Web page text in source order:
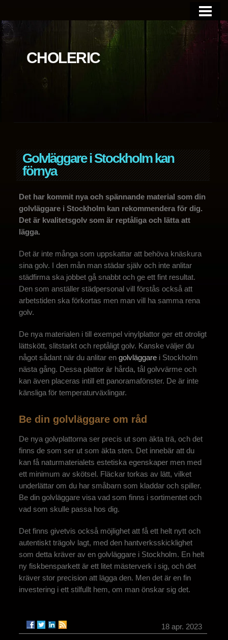
OM SIDAN
CHOLERIC
Golvläggare i Stockholm kan
förnya
Det har kommit nya och spännande material som din
golvläggare i Stockholm kan rekommendera för dig.
Det är kvalitetsgolv som är reptåliga och lätta att
lägga.
Det är inte många som uppskattar att behöva knäskura
sina golv. I den mån man städar själv och inte anlitar
städfirma ska jobbet gå snabbt och ge ett fint resultat.
Den som anställer städpersonal vill förstås också att
arbetstiden ska förkortas men man vill ha samma rena
golv.
De nya materialen i till exempel vinylplattor ger ett otroligt
lättskött, slitstarkt och reptåligt golv. Kanske väljer du
något sådant när du anlitar en golvläggarei Stockholm
nästa gång. Dessa plattor är hårda, tål golvvärme och
kan även placeras intill ett panoramafönster. De är inte
känsliga för temperaturväxlingar.
Be din golvläggare om råd
De nya golvplattorna ser precis ut som äkta trä, och det
finns de som ser ut som äkta sten. Det innebär att du
kan få naturmaterialets estetiska egenskaper men med
ett minimum av skötsel. Fläckar torkas av lätt, vilket
underlättar om du har småbarn som kladdar och spiller.
Be din golvläggare visa vad som finns i sortimentet och
vad som skulle passa hos dig.
Det finns givetvis också möjlighet att få ett helt nytt och
autentiskt trägolv lagt, med den hantverksskicklighet
som detta kräver av en golvläggare i Stockholm. En helt
ny fiskbensparkett är ett litet mästerverk i sig, och det
kräver stor precision att lägga den. Men det är en fin
investering i ett stilfullt hem, om man önskar sig det.
18 apr. 2023